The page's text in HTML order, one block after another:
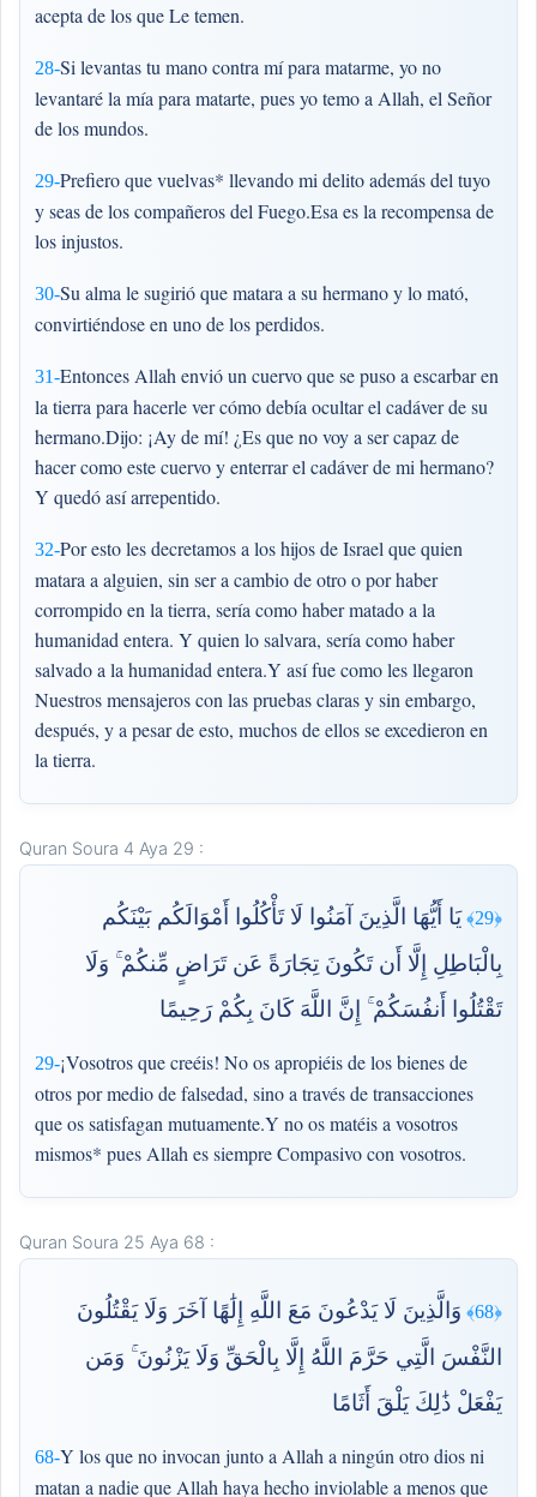
acepta de los que Le temen.
28-Si levantas tu mano contra mí para matarme, yo no
levantaré la mía para matarte, pues yo temo a Allah, el Señor
de los mundos.
29-Prefiero que vuelvas* llevando mi delito además del tuyo
y seas de los compañeros del Fuego.Esa es la recompensa de
los injustos.
30-Su alma le sugirió que matara a su hermano y lo mató,
convirtiéndose en uno de los perdidos.
31-Entonces Allah envió un cuervo que se puso a escarbar en
la tierra para hacerle ver cómo debía ocultar el cadáver de su
hermano.Dijo: ¡Ay de mí! ¿Es que no voy a ser capaz de
hacer como este cuervo y enterrar el cadáver de mi hermano?
Y quedó así arrepentido.
32-Por esto les decretamos a los hijos de Israel que quien
matara a alguien, sin ser a cambio de otro o por haber
corrompido en la tierra, sería como haber matado a la
humanidad entera. Y quien lo salvara, sería como haber
salvado a la humanidad entera.Y así fue como les llegaron
Nuestros mensajeros con las pruebas claras y sin embargo,
después, y a pesar de esto, muchos de ellos se excedieron en
la tierra.
Quran Soura 4 Aya 29 :
﴿29﴾
يَا أَيُّهَا الَّذِينَ آمَنُوا لَا تَأْكُلُوا أَمْوَالَكُم بَيْنَكُم
بِالْبَاطِلِ إِلَّا أَن تَكُونَ تِجَارَةً عَن تَرَاضٍ مِّنكُمْ ۚ وَلَا
تَقْتُلُوا أَنفُسَكُمْ ۚ إِنَّ اللَّهَ كَانَ بِكُمْ رَحِيمًا
29-¡Vosotros que creéis! No os apropiéis de los bienes de
otros por medio de falsedad, sino a través de transacciones
que os satisfagan mutuamente.Y no os matéis a vosotros
mismos* pues Allah es siempre Compasivo con vosotros.
Quran Soura 25 Aya 68 :
﴿68﴾
وَالَّذِينَ لَا يَدْعُونَ مَعَ اللَّهِ إِلَٰهًا آخَرَ وَلَا يَقْتُلُونَ
النَّفْسَ الَّتِي حَرَّمَ اللَّهُ إِلَّا بِالْحَقِّ وَلَا يَزْنُونَ ۚ وَمَن
يَفْعَلْ ذَٰلِكَ يَلْقَ أَثَامًا
68-Y los que no invocan junto a Allah a ningún otro dios ni
matan a nadie que Allah haya hecho inviolable a menos que